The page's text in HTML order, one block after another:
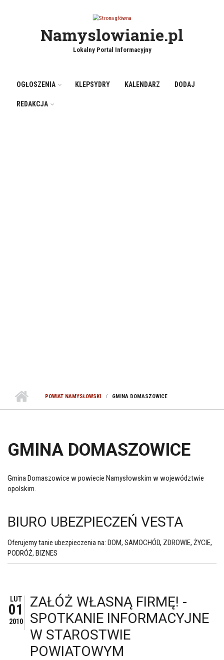
Namyslowianie.pl
Lokalny Portal Informacyjny
OGŁOSZENIA KLEPSYDRY KALENDARZ DODAJ
REDAKCJA
POWIAT NAMYSŁOWSKI GMINA DOMASZOWICE
GMINA DOMASZOWICE
Gmina Domaszowice w powiecie Namysłowskim w województwie
opolskim.
BIURO UBEZPIECZEŃ VESTA
Oferujemy tanie ubezpieczenia na: DOM, SAMOCHÓD, ZDROWIE, ŻYCIE,
PODRÓŻ, BIZNES
LUT
01
2010
ZAŁÓŻ WŁASNĄ FIRMĘ! -
SPOTKANIE INFORMACYJNE
W STAROSTWIE
POWIATOWYM